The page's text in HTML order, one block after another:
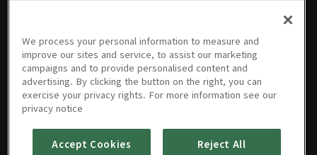
PREMIUM
19회
09/15/2023 • 1시간 3분
PREMIUM
20회
PREMIUM
21회
PREMIUM
22회
PREMIUM
23회 24회
We process your personal information to measure and
improve our sites and service, to assist our marketing
campaigns and to provide personalised content and
advertising. By clicking the button on the right, you can
exercise your privacy rights. For more information see our
privacy notice
Accept Cookies Reject All